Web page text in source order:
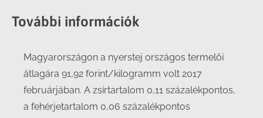
További információk
Magyarországon a nyerstej országos termelői
átlagára 91,92 forint/kilogramm volt 2017
februárjában. A zsírtartalom 0,11 százalékpontos,
a fehérjetartalom 0,06 százalékpontos